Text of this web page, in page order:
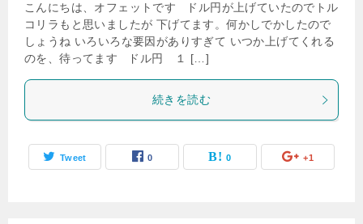
こんにちは、オフェットです ドル円が上げていたのでトル
コリラもと思いましたが 下げてます。何かしでかしたので
しょうね いろいろな要因がありすぎて いつか上げてくれる
のを、待ってます ドル円 １ […]
続きを読む
Tweet 0 0 +1